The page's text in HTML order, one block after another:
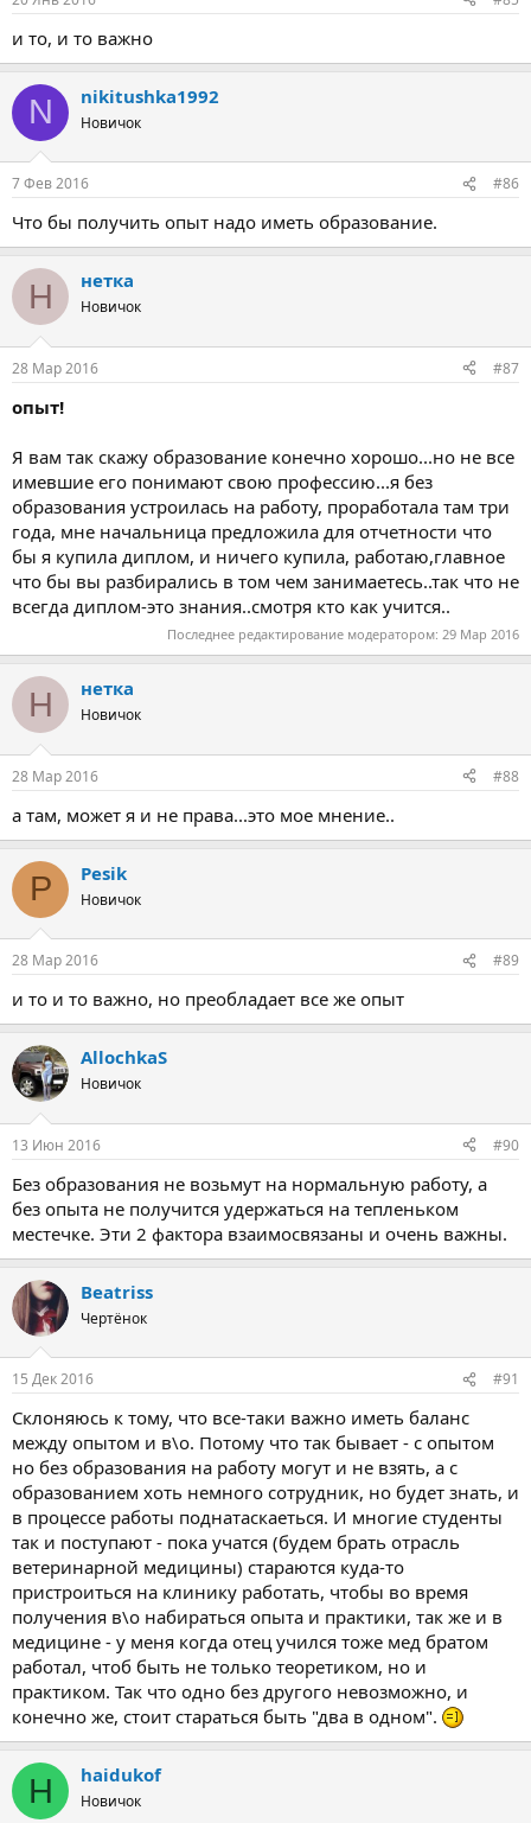
и то, и то важно
N nikitushka1992
Новичок
7 Фев 2016 #86
Что бы получить опыт надо иметь образование.
Н нетка
Новичок
28 Мар 2016 #87
опыт!
Я вам так скажу образование конечно хорошо...но не все
имевшие его понимают свою профессию...я без
образования устроилась на работу, проработала там три
года, мне начальница предложила для отчетности что
бы я купила диплом, и ничего купила, работаю,главное
что бы вы разбирались в том чем занимаетесь..так что не
всегда диплом-это знания..смотря кто как учится..
Последнее редактирование модератором: 29 Мар 2016
Н нетка
Новичок
28 Мар 2016 #88
а там, может я и не права...это мое мнение..
P Pesik
Новичок
28 Мар 2016 #89
и то и то важно, но преобладает все же опыт
AllochkaS
Новичок
13 Июн 2016 #90
Без образования не возьмут на нормальную работу, а
без опыта не получится удержаться на тепленьком
местечке. Эти 2 фактора взаимосвязаны и очень важны.
Beatriss
Чертёнок
15 Дек 2016 #91
Склоняюсь к тому, что все-таки важно иметь баланс
между опытом и в\о. Потому что так бывает - с опытом
но без образования на работу могут и не взять, а с
образованием хоть немного сотрудник, но будет знать, и
в процессе работы поднатаскаеться. И многие студенты
так и поступают - пока учатся (будем брать отрасль
ветеринарной медицины) стараются куда-то
пристроиться на клинику работать, чтобы во время
получения в\о набираться опыта и практики, так же и в
медицине - у меня когда отец учился тоже мед братом
работал, чтоб быть не только теоретиком, но и
практиком. Так что одно без другого невозможно, и
конечно же, стоит стараться быть "два в одном".
H haidukof
Новичок